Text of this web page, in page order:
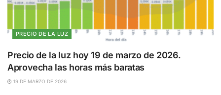
PRECIO DE LA LUZ
Precio de la luz hoy 19 de marzo de 2026.
Aprovecha las horas más baratas
19 DE MARZO DE 2026